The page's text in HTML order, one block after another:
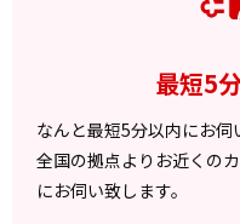
最短5
なんと最短5分以内にお伺
全国の拠点よりお近くの
にお伺い致します。